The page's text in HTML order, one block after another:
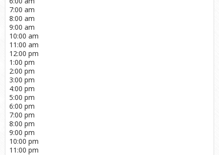
7:00 am
8:00 am
9:00 am
10:00 am
11:00 am
12:00 pm
1:00 pm
2:00 pm
3:00 pm
4:00 pm
5:00 pm
6:00 pm
7:00 pm
8:00 pm
9:00 pm
10:00 pm
11:00 pm